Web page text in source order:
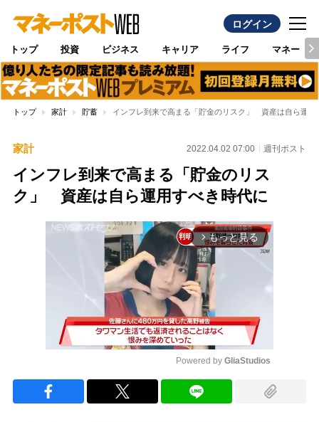
ログイン
トップ 投資 ビジネス キャリア ライフ マネー
トップ 家計 貯蓄 インフレ到来で高まる「貯金のリスク」 資産は自ら運用
家計 2022.04.02 07:00 週刊ポスト
インフレ到来で高まる「貯金のリス
ク」 資産は自ら運用すべき時代に
arrow_forward_ios もっと見る
Powered by GliaStudios